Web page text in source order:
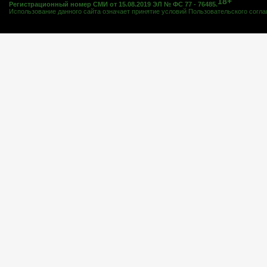
Регистрационный номер СМИ от 15.08.2019 ЭЛ № ФС 77 - 76485.
Использование данного сайта означает принятие условий Пользовательского